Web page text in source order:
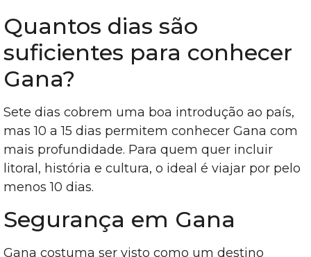
Quantos dias são
suficientes para conhecer
Gana?
Sete dias cobrem uma boa introdução ao país,
mas 10 a 15 dias permitem conhecer Gana com
mais profundidade. Para quem quer incluir
litoral, história e cultura, o ideal é viajar por pelo
menos 10 dias.
Segurança em Gana
Gana costuma ser visto como um destino